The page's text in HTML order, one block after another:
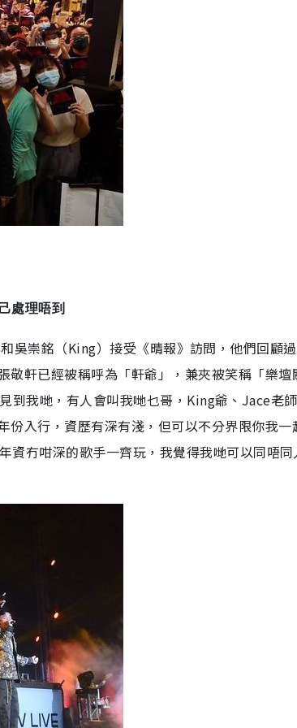
處理唔到
吳崇銘（King）接受《晴報》訪問，他們回顧
敬軒已經被稱呼為「軒爺」，兼夾被笑稱「樂壇
到我哋，有人會叫我哋乜哥，King爺、Jace老
份入行，資歷有深有淺，但可以不分界限你我一
資冇咁深的歌手一齊玩，我覺得我哋可以同唔